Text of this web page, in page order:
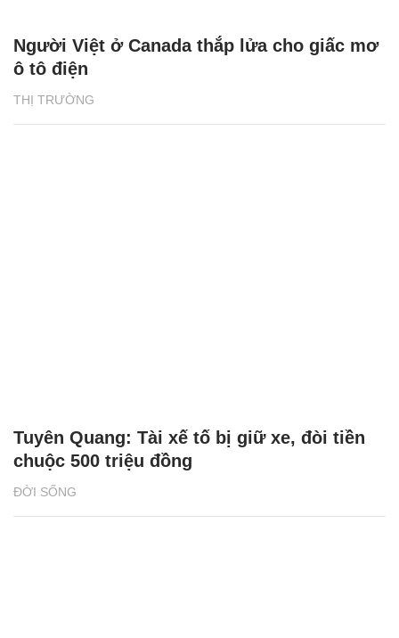
THỊ TRƯỜNG
Người Việt ở Canada thắp lửa cho giấc mơ
ô tô điện
ĐỜI SỐNG
Tuyên Quang: Tài xế tố bị giữ xe, đòi tiền
chuộc 500 triệu đồng